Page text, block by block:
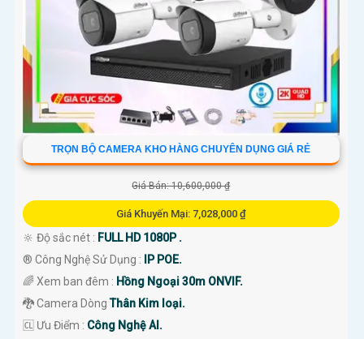
TRỌN BỘ CAMERA KHO HÀNG CHUYÊN DỤNG GIÁ RẺ
Giá Bán: 10,600,000 ₫
Giá Khuyến Mại: 7,028,000 ₫
🔆 Độ sắc nét : FULL HD 1080P .
®️ Công Nghệ Sử Dụng :
IP POE.
🌈 Xem ban đêm : Hồng Ngoại 30m ONVIF.
🐉️ Camera DòngThân Kim loại.
️🆑 Ưu Điểm : Công Nghệ AI.